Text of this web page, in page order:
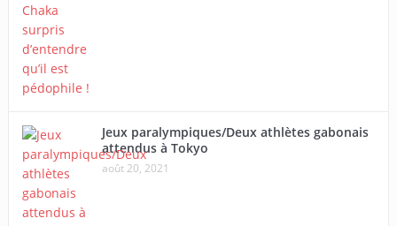
Jeux paralympiques/Deux athlètes gabonais
attendus à Tokyo
août 20, 2021